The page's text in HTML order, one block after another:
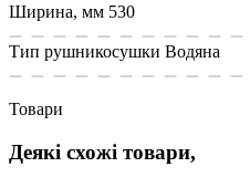
Ширина, мм 530
Тип рушникосушки Водяна
Товари
Деякі схожі товари,